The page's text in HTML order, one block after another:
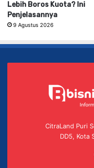
Lebih Boros Kuota? Ini
Penjelasannya
9 Agustus 2026
CitraLand Puri
DD5, Kota